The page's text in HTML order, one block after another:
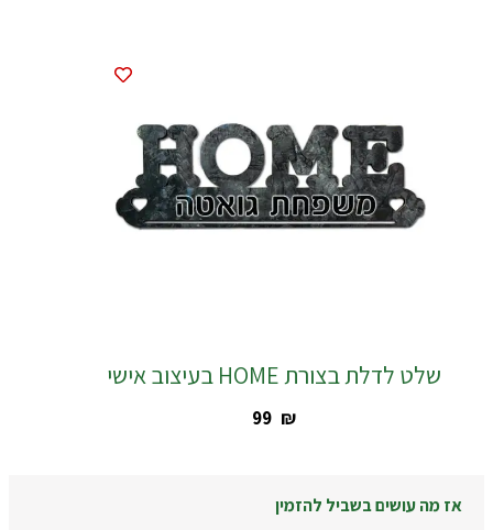
שלט לדלת בצורת HOME בעיצוב אישי
‎99 ₪
אז מה עושים בשביל להזמין